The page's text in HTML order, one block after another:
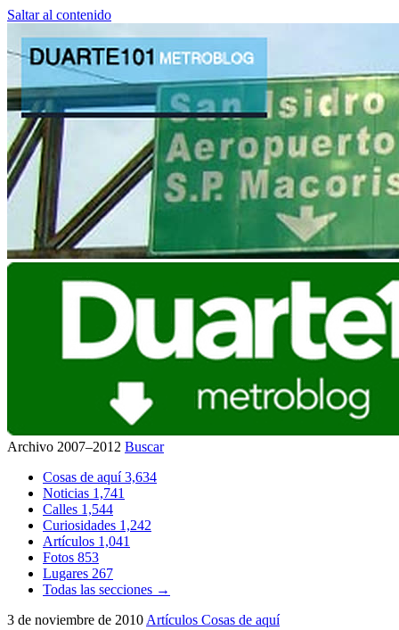
Saltar al contenido
Archivo 2007–2012 Buscar
Cosas de aquí3,634
Noticias 1,741
Calles 1,544
Curiosidades 1,242
Artículos 1,041
Fotos 853
Lugares 267
Todas las secciones →
3 de noviembre de 2010 Artículos Cosas de aquí